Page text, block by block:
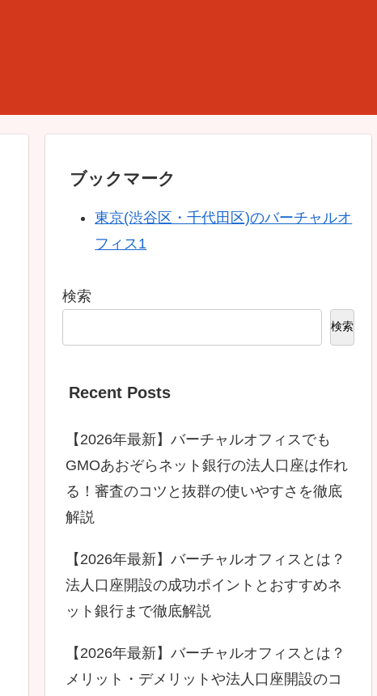
ブックマーク
東京(渋谷区・千代田区)のバーチャルオ
フィス1
検索
検索
Recent Posts
【2026年最新】バーチャルオフィスでも
GMOあおぞらネット銀行の法人口座は作れ
る！審査のコツと抜群の使いやすさを徹底
解説
【2026年最新】バーチャルオフィスとは？
法人口座開設の成功ポイントとおすすめネ
ット銀行まで徹底解説
【2026年最新】バーチャルオフィスとは？
メリット・デメリットや法人口座開設のコ